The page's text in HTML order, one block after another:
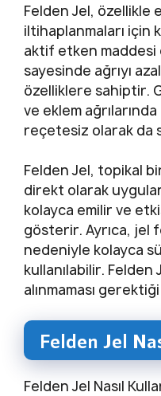
Felden Jel, özellikle
iltihaplanmaları için
aktif etken maddesi
sayesinde ağrıyı
özelliklere sahiptir.
ve eklem
reçetesiz olarak da
Felden Jel, topikal
direkt olarak
kolayca emilir ve
gösterir. Ayrıca, jel
nedeniyle kolayca
kullanılabilir. Felden
alınmaması
Felden Jel
Felden Jel Nasıl